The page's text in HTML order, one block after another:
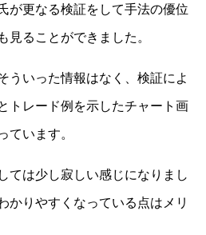
が更なる検証をして手法の優位
見ることができました。
ういった情報はなく、検証によ
トレード例を示したチャート画
ています。
ては少し寂しい感じになりまし
かりやすくなっている点はメリ